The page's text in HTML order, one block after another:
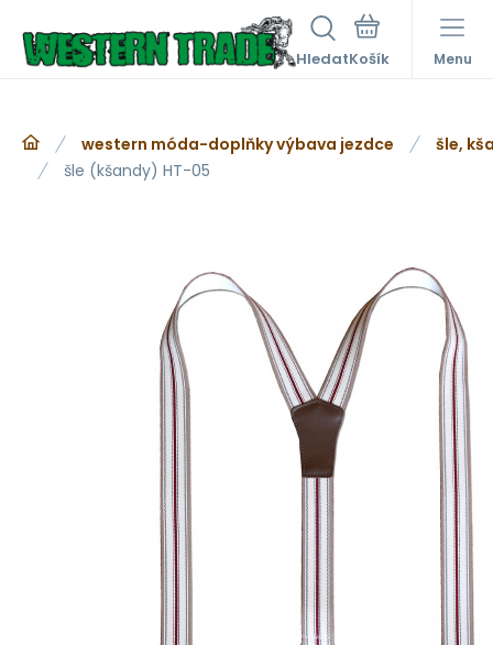
Hledat Menu
western móda-doplňky výbava jezdce
šle,
šle (kšandy) HT-05